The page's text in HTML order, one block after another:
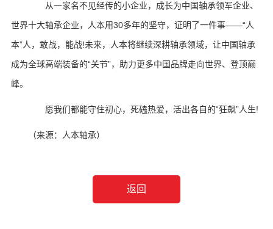
从一家名不见经传的小企业，成长为中国轴承领军企业、
世界十大轴承企业，人本用30多年的坚守，证明了一件事——“人
本”人，敢战，能战!未来，人本将继续深耕轴承领域，让中国轴承
成为全球高端装备的“关节”，助力更多中国品牌走向世界、登顶巅
峰。
愿我们都能守住初心，死磕热爱，活出各自的“狂飙”人生!
（来源：人本轴承）
返回